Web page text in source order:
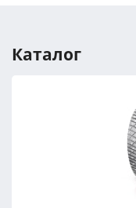
Год авто
Каталог